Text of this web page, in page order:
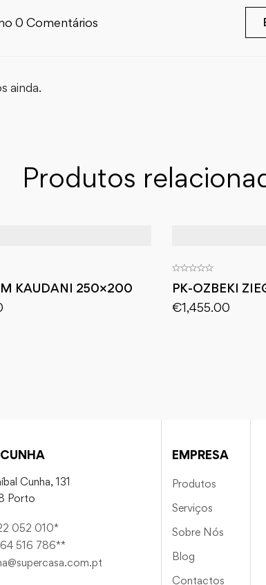
0 Comentários
ainda.
Produtos
KAUDANI 250×200
PK-OZBEKI
€1,455.00
Cunha, 131
Porto
052 010*
516 786**
EMPRESA
Produtos
Serviços
Sobre Nós
Blog
Contactos